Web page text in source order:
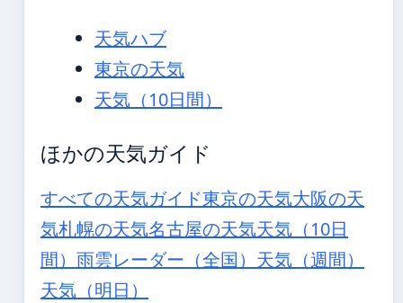
天気ハブ
東京の天気
天気（10日間）
ほかの天気ガイド
すべての天気ガイド東京の天気大阪の天
気札幌の天気名古屋の天気天気（10日
間） 雨雲レーダー（全国） 天気（週間）
天気（明日）